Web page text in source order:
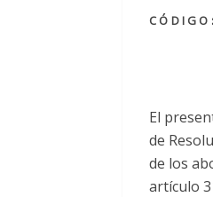
CÓDIGO:
El
de
de los
artículo